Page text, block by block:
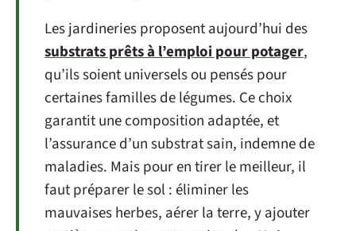
Les jardineries proposent aujourd’hui des
substrats prêts à l’emploi pour potager,
qu’ils soient universels ou pensés pour
certaines familles de légumes. Ce choix
garantit une composition adaptée, et
l’assurance d’un substrat sain, indemne de
maladies. Mais pour en tirer le meilleur, il
faut préparer le sol : éliminer les
mauvaises herbes, aérer la terre, y ajouter